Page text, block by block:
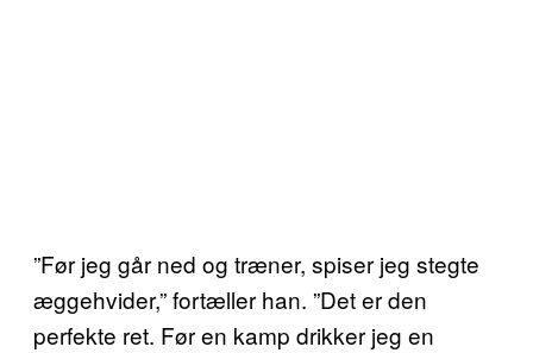
”Før jeg går ned og træner, spiser jeg stegte
æggehvider,” fortæller han. ”Det er den
perfekte ret. Før en kamp drikker jeg en